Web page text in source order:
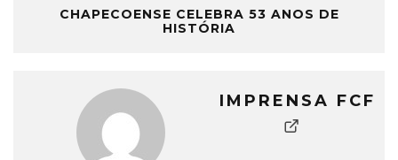
CHAPECOENSE CELEBRA 53 ANOS DE
HISTÓRIA
IMPRENSA FCF